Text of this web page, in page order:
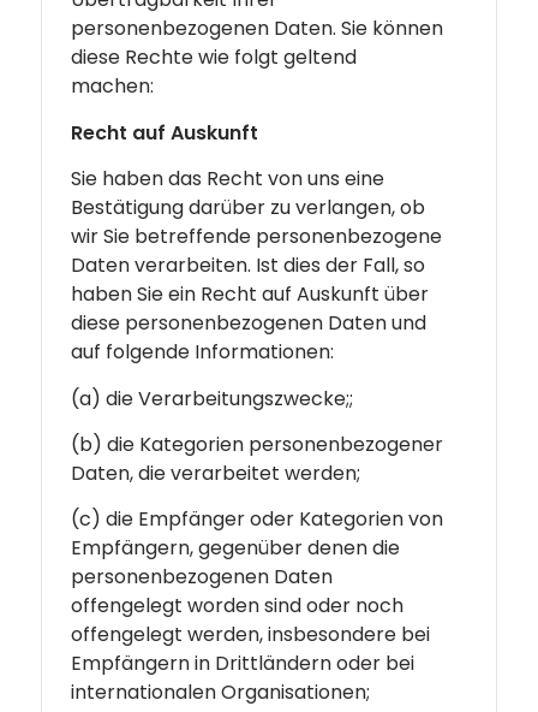
personenbezogenen Daten. Sie können
diese Rechte wie folgt geltend
machen:
Recht auf Auskunft
Sie haben das Recht von uns eine
Bestätigung darüber zu verlangen, ob
wir Sie betreffende personenbezogene
Daten verarbeiten. Ist dies der Fall, so
haben Sie ein Recht auf Auskunft über
diese personenbezogenen Daten und
auf folgende Informationen:
(a) die Verarbeitungszwecke;;
(b) die Kategorien personenbezogener
Daten, die verarbeitet werden;
(c) die Empfänger oder Kategorien von
Empfängern, gegenüber denen die
personenbezogenen Daten
offengelegt worden sind oder noch
offengelegt werden, insbesondere bei
Empfängern in Drittländern oder bei
internationalen Organisationen;